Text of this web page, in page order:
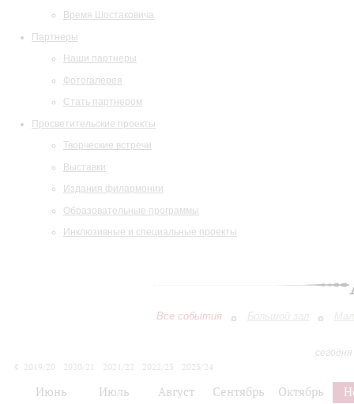
Время Шостаковича
Партнеры
Наши партнеры
Фотогалерея
Стать партнером
Просветительские проекты
Творческие встречи
Выставки
Издания филармонии
Образовательные программы
Инклюзивные и специальные проекты
Все события Большой зал
2019/20
2020/21 2021/22 2022/23
2023/24
Июнь Июль Август Сентябрь Октябрь